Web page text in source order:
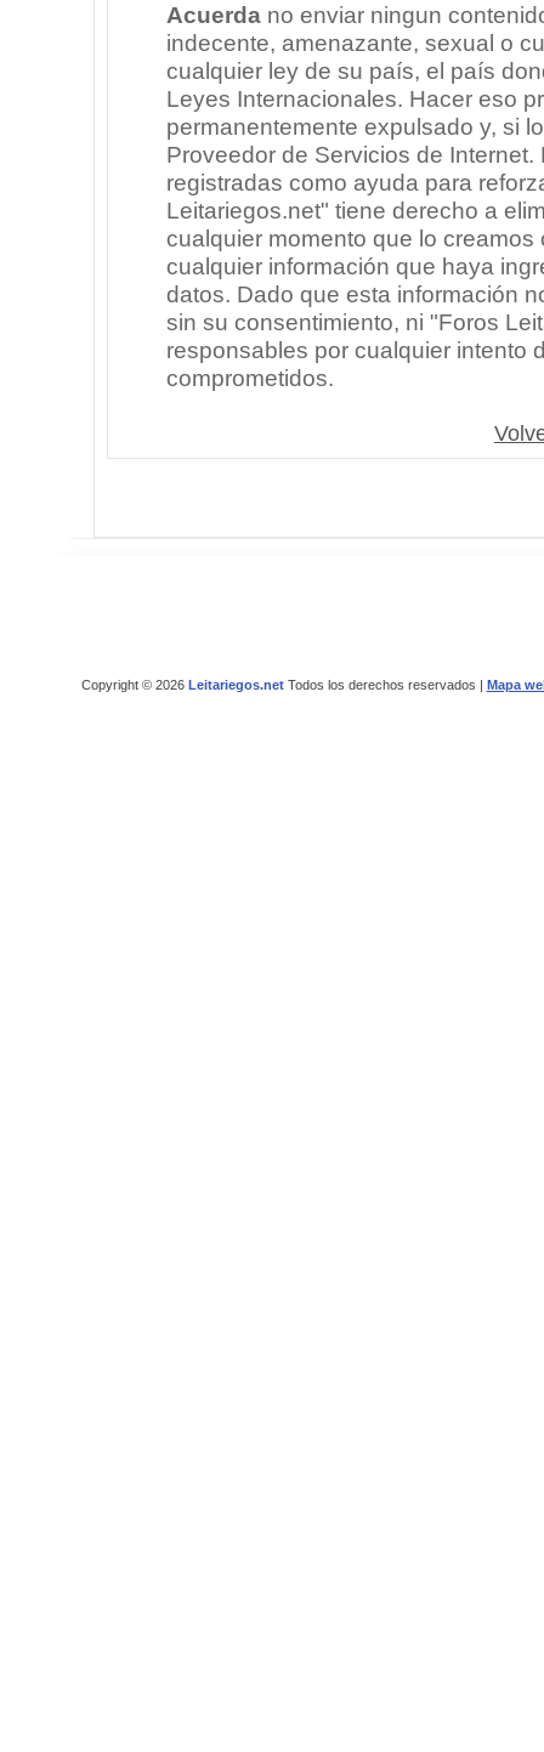
Acuerdano enviar ningun
indecente, amenazante, sexual o
cualquier ley de su país, el país
Leyes Internacionales. Hacer eso
permanentemente expulsado y, si
Proveedor de Servicios de
registradas como ayuda para
Leitariegos.net" tiene derecho a
cualquier momento que lo
cualquier información que haya
datos. Dado que esta información
sin su consentimiento, ni "Foros
responsables por cualquier intento
comprometidos.
Copyright © 2026 Leitariegos.netTodos los derechos reservados | Mapa